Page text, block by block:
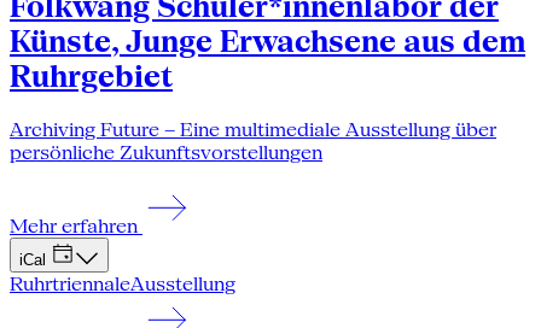
Künste, Junge Erwachsene aus dem
Ruhrgebiet
Archiving Future – Eine multimediale Ausstellung über
persönliche Zukunftsvorstellungen
Mehr erfahren
iCal
RuhrtriennaleAusstellung